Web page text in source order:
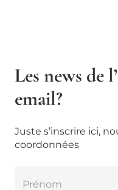
Les news de
email?
Juste s’inscrire ici,
coordonnées